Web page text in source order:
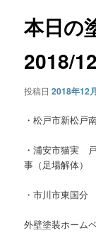
本日の
2018/
投稿日2018年12
・松戸市新松
・浦安市猫実
事（足場解体）
・市川市東国
外壁塗装ホーム